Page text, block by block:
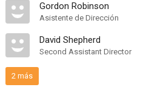
Gordon Robinson
Asistente de Dirección
David Shepherd
Second Assistant Director
2 más